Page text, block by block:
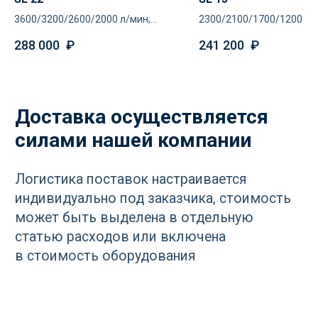
3600/3200/2600/2000 л/мин;
288 000 ₽
2300/2100/1700/1200 л/
241 200 ₽
МЕНЮ
О нас
Акции
Компрессоры
Осушители
РЕКВИЗИТЫ
ООО ВЕДА РУС ПМПО ГА
ОГРН: 1206300030793
конфиденциальности